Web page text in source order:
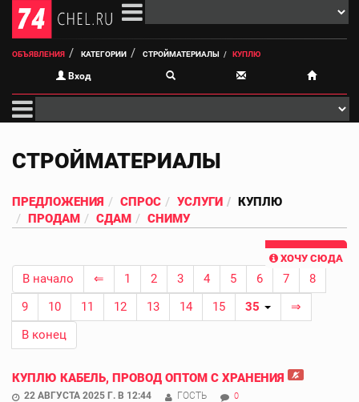
ОБЪЯВЛЕНИЯ КАТЕГОРИИ СТРОЙМАТЕРИАЛЫ КУПЛЮ
Вход
СТРОЙМАТЕРИАЛЫ
ПРЕДЛОЖЕНИЯ СПРОС УСЛУГИ
КУПЛЮ
ПРОДАМ
СДАМ СНИМУ
ХОЧУ СЮДА
В начало ⇐ 1 2 3 4 5 6 7
8
9
10 11 12 13 14 15 35
⇒
В конец
КУПЛЮ КАБЕЛЬ, ПРОВОД ОПТОМ С ХРАНЕНИЯ
22 АВГУСТА 2025 Г. В 12:44 ГОСТЬ 0